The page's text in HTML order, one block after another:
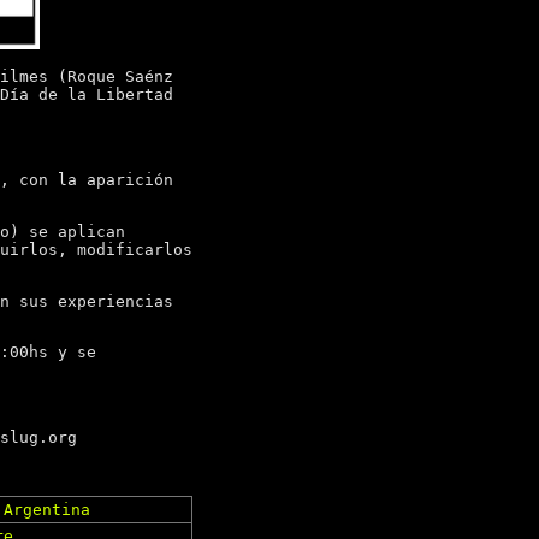
(Roque Saénz
de la Libertad
con la aparición
se aplican
modificarlos
sus experiencias
y se